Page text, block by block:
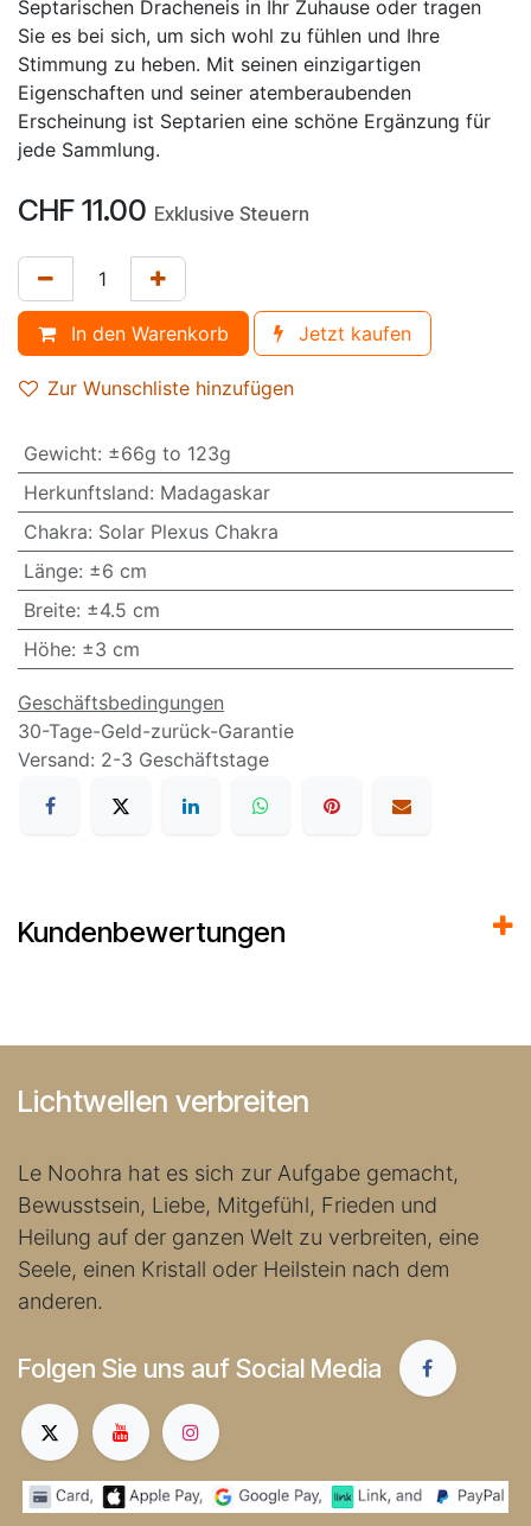
Septarischen Dracheneis in Ihr Zuhause oder tragen
Sie es bei sich, um sich wohl zu fühlen und Ihre
Stimmung zu heben. Mit seinen einzigartigen
Eigenschaften und seiner atemberaubenden
Erscheinung ist Septarien eine schöne Ergänzung für
jede Sammlung.
CHF 11.00 Exklusive Steuern
In den Warenkorb Jetzt kaufen
Zur Wunschliste hinzufügen
Gewicht: ±66g to 123g
Herkunftsland: Madagaskar
Chakra: Solar Plexus Chakra
Länge: ±6 cm
Breite: ±4.5 cm
Höhe: ±3 cm
Geschäftsbedingungen
30-Tage-Geld-zurück-Garantie
Versand: 2-3 Geschäftstage
Kundenbewertungen
Lichtwellen verbreiten
Le Noohra hat es sich zur Aufgabe gemacht,
Bewusstsein, Liebe, Mitgefühl, Frieden und
Heilung auf der ganzen Welt zu verbreiten, eine
Seele, einen Kristall oder Heilstein nach dem
anderen.
Folgen Sie uns auf Social Media